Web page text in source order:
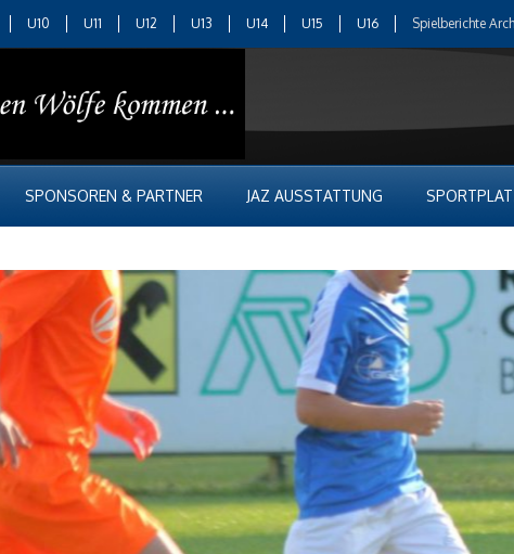
U10 U11 U12 U13 U14 U15 U16 Spielberichte
SPONSOREN & PARTNER JAZ AUSSTATTUNG